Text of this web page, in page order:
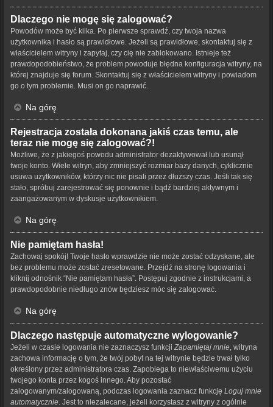
Dlaczego nie mogę się zalogować?
Powodów może być kilka. Po pierwsze sprawdź, czy twoja nazwa
użytkownika i hasło są prawidłowe. Jeżeli są prawidłowe, skontaktuj się z
właścicielem witryny i zapytaj, czy cię nie zablokowano. Istnieje też
prawdopodobieństwo, że problem powoduje błędna konfiguracja witryny, na
której znajduje się forum. Skontaktuj się z właścicielem witryny i powiadom
go o tym problemie. Musi on go naprawić.
Na górę
Rejestracja została dokonana jakiś czas temu, ale
teraz nie mogę się zalogować?!
Możliwe, że z jakiegoś powodu administrator dezaktywował lub usunął
twoje konto. Wiele witryn, aby zmniejszyć rozmiar bazy danych, cyklicznie
usuwa użytkowników, którzy nic nie pisali przez dłuższy czas. Jeśli tak się
stało, spróbuj zarejestrować się ponownie i bądź bardziej aktywnym i
zaangażowanym w dyskusje użytkownikiem.
Na górę
Nie pamiętam hasła!
Zachowaj spokój! Twoje hasło wprawdzie nie może zostać odzyskane, ale
bez problemu może zostać zresetowane. Przejdź na stronę logowania i
kliknij odnośnik “Nie pamiętam hasła”. Postępuj zgodnie z instrukcjami, a
prawdopodobnie niedługo znów będziesz móc się zalogować.
Na górę
Dlaczego następuje automatyczne wylogowanie?
Jeżeli w czasie logowania nie zaznaczysz funkcji Zapamiętaj mnie , witryna
zachowa informację o tym, że twój pobyt na tej witrynie będzie trwał tylko
określony przez administratora czas. Zapobiega to niewłaściwemu użyciu
twojego konta przez kogoś innego. Aby pozostać
zalogowanym/zalogowaną, podczas logowania zaznacz funkcję Loguj mnie
automatycznie . Jest to niezalecane, jeżeli korzystasz z witryny z ogólnie